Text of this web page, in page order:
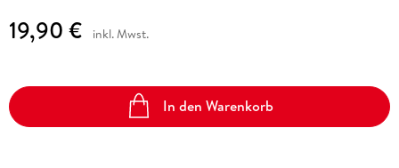
19,90 € inkl. Mwst.
In den Warenkorb